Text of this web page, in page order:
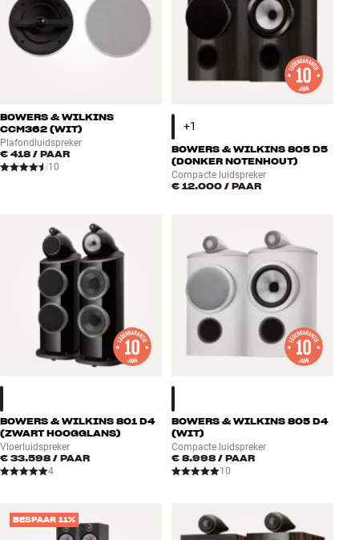
BOWERS & WILKINS
CCM362 (WIT)
Plafondluidspreker
€ 418 / PAAR
10
BOWERS & WILKINS 805 D5
(DONKER NOTENHOUT)
Compacte luidspreker
€ 12.000 / PAAR
BOWERS & WILKINS 801 D4
(ZWART HOOGGLANS)
Vloerluidspreker
€ 33.598 / PAAR
4
BOWERS & WILKINS 805 D4
(WIT)
Compacte luidspreker
€ 8.998 / PAAR
10
BESPAAR 11%